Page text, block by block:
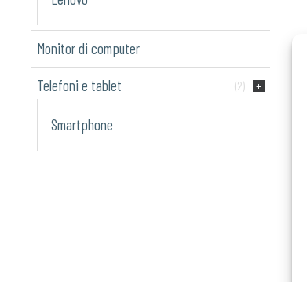
Monitor di computer
Telefoni e tablet (2)
Smartphone